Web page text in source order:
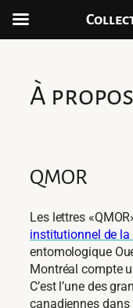
contentÀ propos
QMOR
Les lettres
institutionnel de
entomologique
Montréal compte
C’est l’une des
canadiennes dans